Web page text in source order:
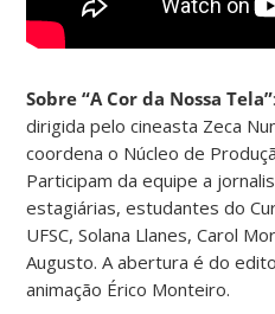
Sobre “A Cor da Nossa Tela”
dirigida pelo cineasta Zeca
coordena o Núcleo de
Participam da equipe a
estagiárias, estudantes do
UFSC, Solana Llanes, Carol
Augusto. A abertura é do
animação Érico Monteiro.